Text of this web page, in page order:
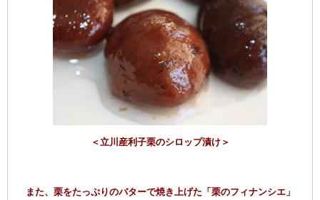
＜立川産利子栗のシロップ漬け＞
また、栗をたっぷりのバターで焼き上げた「栗のフィナンシエ」